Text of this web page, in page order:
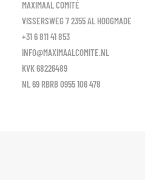
MAXIMAAL COMITÉ
VISSERSWEG 7 2355 AL HOOGMADE
+31 6 811 41 853
INFO@MAXIMAALCOMITE.NL
KVK 68226489
NL 69 RBRB 0955 106 478